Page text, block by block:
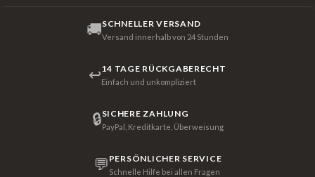
🚚SCHNELLER VERSAND
Versand innerhalb von 24 Stunden
↩14 TAGE RÜCKGABERECHT
Einfach und unkompliziert
🔒SICHERE ZAHLUNG
PayPal, Kreditkarte, Überweisung
💬 PERSÖNLICHER SERVICE
Schnelle Hilfe bei allen Fragen